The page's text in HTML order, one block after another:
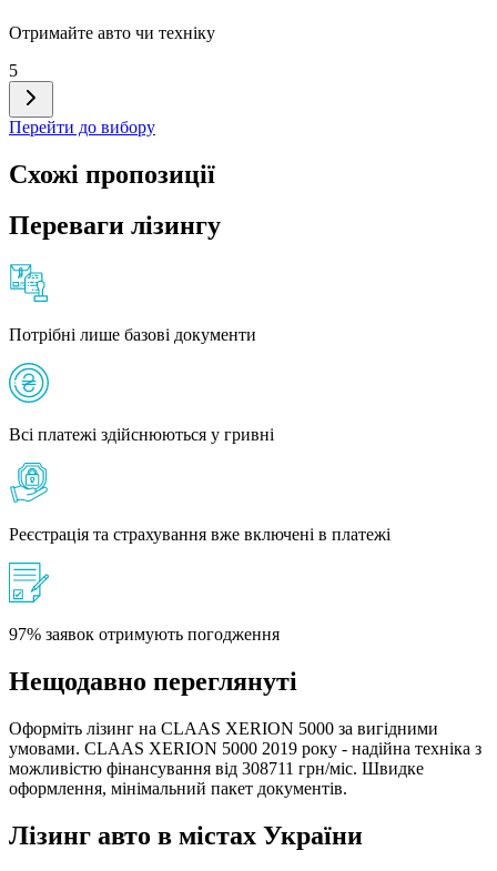
Отримайте авто чи техніку
5
Перейти до вибору
Схожі пропозиції
Переваги лізингу
Потрібні лише базові документи
Всі платежі здійснюються у гривні
Реєстрація та страхування вже включені в платежі
97% заявок отримують погодження
Нещодавно переглянуті
Оформіть лізинг на CLAAS XERION 5000 за вигідними
умовами. CLAAS XERION 5000 2019 року - надійна техніка з
можливістю фінансування від 308711 грн/міс. Швидке
оформлення, мінімальний пакет документів.
Лізинг авто в містах України